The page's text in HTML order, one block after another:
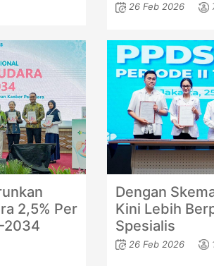
26 Feb 2026
2,5% Per
2034
Dengan
Kini Lebih
Spesialis
26 Feb 2026